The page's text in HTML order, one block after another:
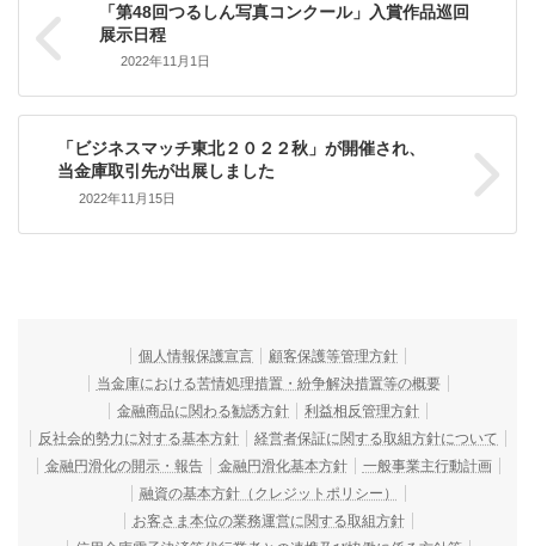
「第48回つるしん写真コンクール」入賞作品巡回
展示日程
2022年11月1日
「ビジネスマッチ東北２０２２秋」が開催され、
当金庫取引先が出展しました
2022年11月15日
個人情報保護宣言
顧客保護等管理方針
当金庫における苦情処理措置・紛争解決措置等の概要
金融商品に関わる勧誘方針
利益相反管理方針
反社会的勢力に対する基本方針
経営者保証に関する取組方針について
金融円滑化の開示・報告
金融円滑化基本方針
一般事業主行動計画
融資の基本方針（クレジットポリシー）
お客さま本位の業務運営に関する取組方針